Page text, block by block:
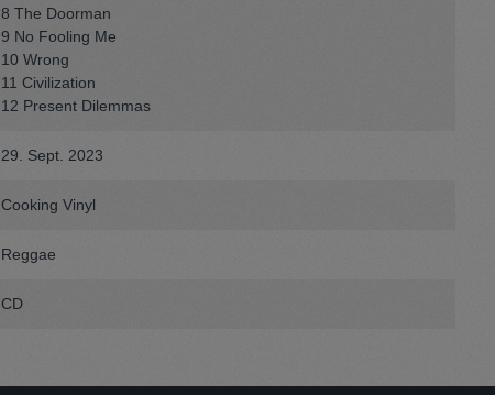
8 The Doorman
9 No Fooling Me
10 Wrong
11 Civilization
12 Present Dilemmas
29. Sept. 2023
Cooking Vinyl
Reggae
CD